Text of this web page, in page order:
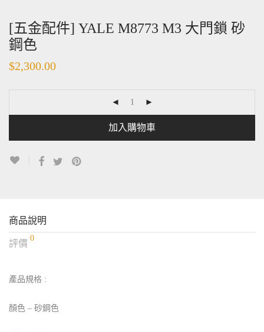
[五金配件] YALE M8773 M3 大門鎖 砂
鋼色
$2,300.00
加入購物車
商品說明
評價
0
產品規格 :
顏色 – 砂鋼色